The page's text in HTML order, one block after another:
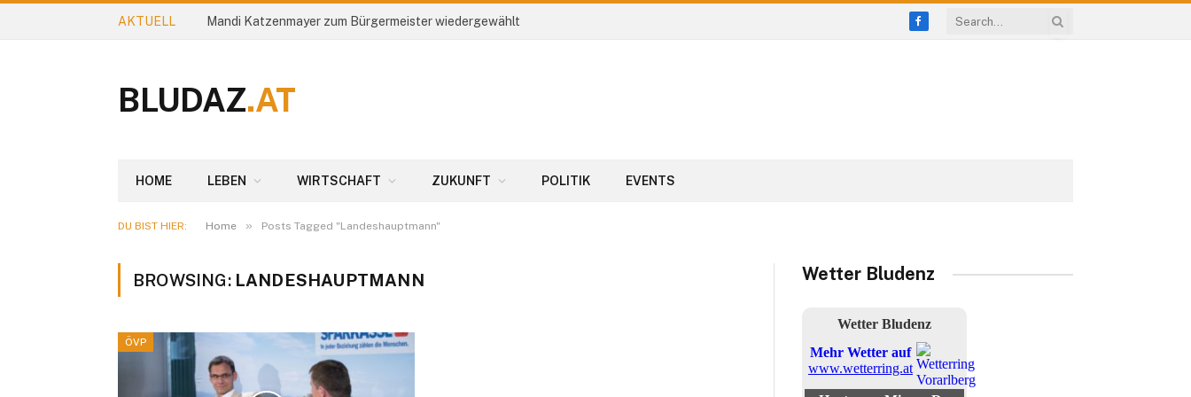
AKTUELL Mandi Katzenmayer zum Bürgermeister wiedergewählt
Facebook
BLUDAZ.AT
HOME LEBEN WIRTSCHAFT ZUKUNFT POLITIK EVENTS
DU BIST HIER: Home » Posts Tagged "Landeshauptmann"
BROWSING: LANDESHAUPTMANN
ÖVP
Wetter Bludenz